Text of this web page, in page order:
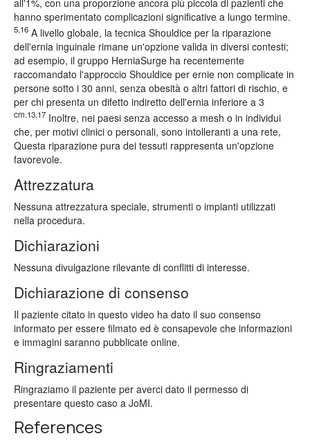
all'1%, con una proporzione ancora più piccola di pazienti che
hanno sperimentato complicazioni significative a lungo termine.
5,16 A livello globale, la tecnica Shouldice per la riparazione
dell'ernia inguinale rimane un'opzione valida in diversi contesti;
ad esempio, il gruppo HerniaSurge ha recentemente
raccomandato l'approccio Shouldice per ernie non complicate in
persone sotto i 30 anni, senza obesità o altri fattori di rischio, e
per chi presenta un difetto indiretto dell'ernia inferiore a 3
cm.13,17 Inoltre, nei paesi senza accesso a mesh o in individui
che, per motivi clinici o personali, sono intolleranti a una rete,
Questa riparazione pura dei tessuti rappresenta un'opzione
favorevole.
Attrezzatura
Nessuna attrezzatura speciale, strumenti o impianti utilizzati
nella procedura.
Dichiarazioni
Nessuna divulgazione rilevante di conflitti di interesse.
Dichiarazione di consenso
Il paziente citato in questo video ha dato il suo consenso
informato per essere filmato ed è consapevole che informazioni
e immagini saranno pubblicate online.
Ringraziamenti
Ringraziamo il paziente per averci dato il permesso di
presentare questo caso a JoMI.
References